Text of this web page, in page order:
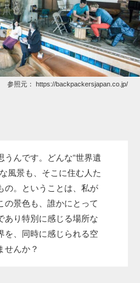
参照元： https://backpackersjapan.co.jp/
んです。どんな“世界遺
風景も、そこに住む人た
の。ということは、私が
の景色も、誰かにとって
あり特別に感じる場所な
を、同時に感じられる空
せんか？